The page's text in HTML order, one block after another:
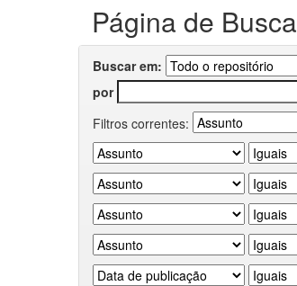
Página de Busca
Buscar em:
por
Filtros correntes: